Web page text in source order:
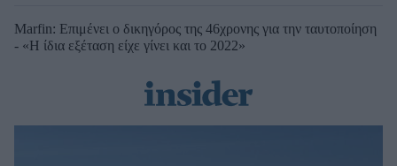
Marfin: Επιμένει ο δικηγόρος της 46χρονης για την ταυτοποίηση
- «Η ίδια εξέταση είχε γίνει και το 2022»